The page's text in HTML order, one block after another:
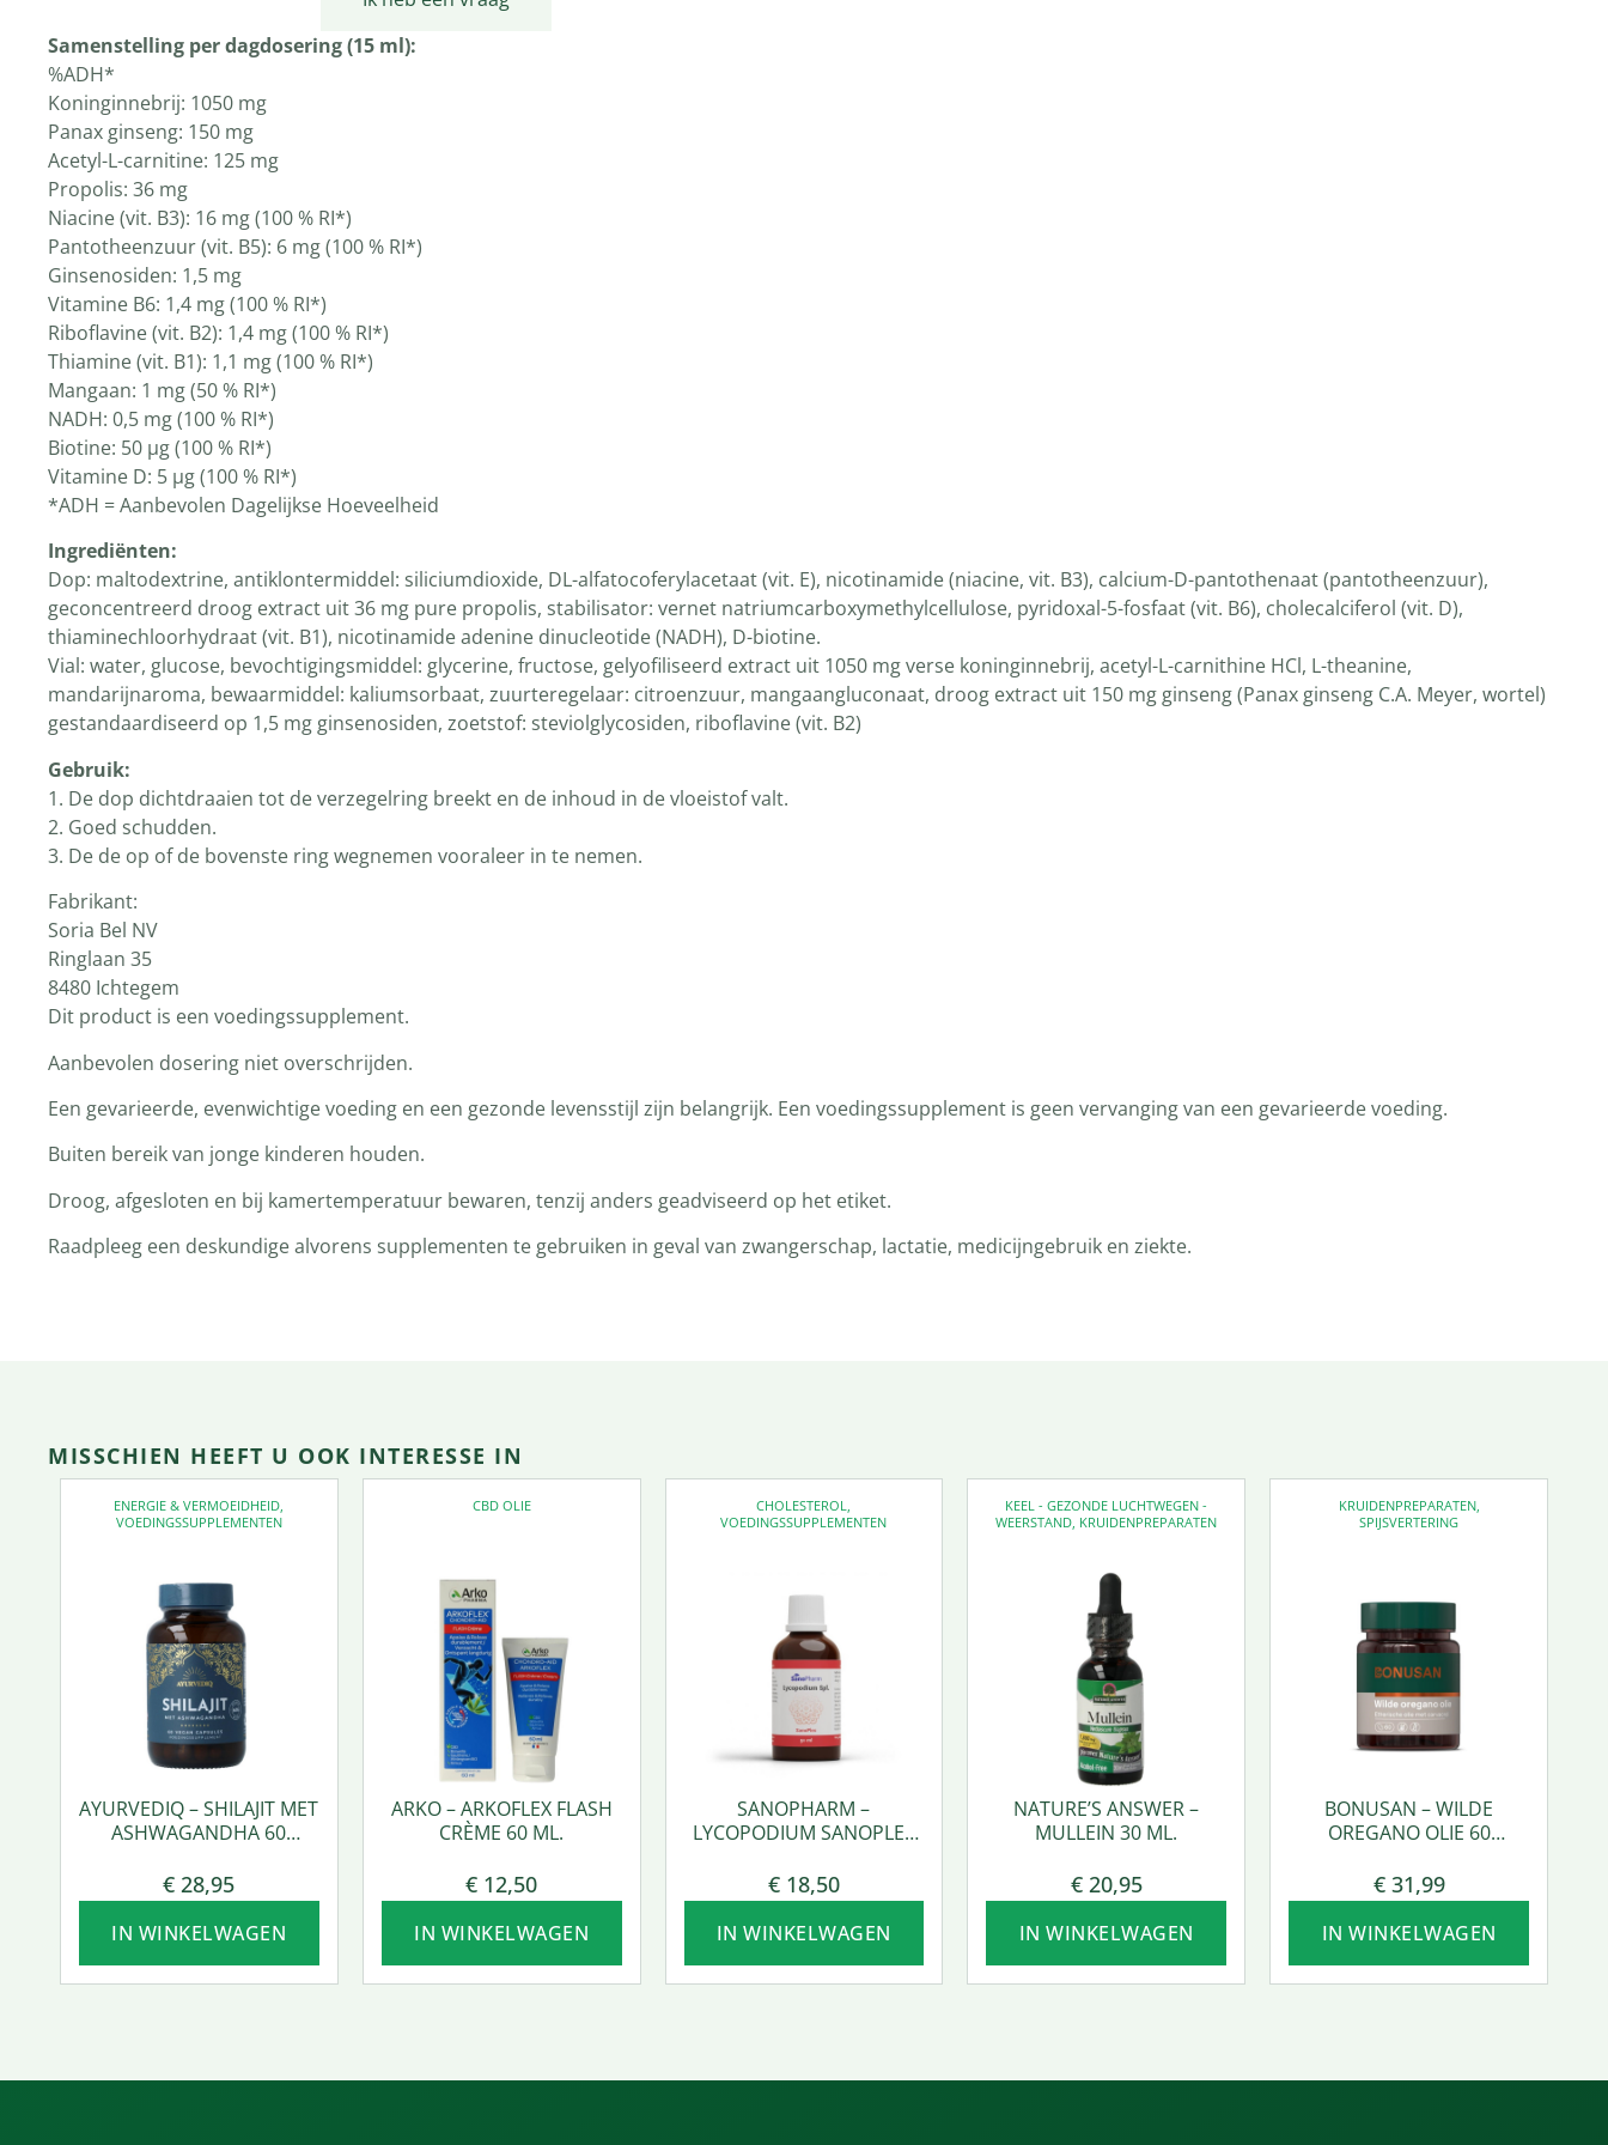
Samenstelling per dagdosering (15 ml):
%ADH*
Koninginnebrij: 1050 mg
Panax ginseng: 150 mg
Acetyl-L-carnitine: 125 mg
Propolis: 36 mg
Niacine (vit. B3): 16 mg (100 % RI*)
Pantotheenzuur (vit. B5): 6 mg (100 % RI*)
Ginsenosiden: 1,5 mg
Vitamine B6: 1,4 mg (100 % RI*)
Riboflavine (vit. B2): 1,4 mg (100 % RI*)
Thiamine (vit. B1): 1,1 mg (100 % RI*)
Mangaan: 1 mg (50 % RI*)
NADH: 0,5 mg (100 % RI*)
Biotine: 50 µg (100 % RI*)
Vitamine D: 5 µg (100 % RI*)
*ADH = Aanbevolen Dagelijkse Hoeveelheid
Ingrediënten:
Dop: maltodextrine, antiklontermiddel: siliciumdioxide, DL-alfatocoferylacetaat (vit. E), nicotinamide (niacine, vit. B3), calcium-D-pantothenaat (pantotheenzuur),
geconcentreerd droog extract uit 36 mg pure propolis, stabilisator: vernet natriumcarboxymethylcellulose, pyridoxal-5-fosfaat (vit. B6), cholecalciferol (vit. D),
thiaminechloorhydraat (vit. B1), nicotinamide adenine dinucleotide (NADH), D-biotine.
Vial: water, glucose, bevochtigingsmiddel: glycerine, fructose, gelyofiliseerd extract uit 1050 mg verse koninginnebrij, acetyl-L-carnithine HCl, L-theanine,
mandarijnaroma, bewaarmiddel: kaliumsorbaat, zuurteregelaar: citroenzuur, mangaangluconaat, droog extract uit 150 mg ginseng (Panax ginseng C.A. Meyer, wortel)
gestandaardiseerd op 1,5 mg ginsenosiden, zoetstof: steviolglycosiden, riboflavine (vit. B2)
Gebruik:
1. De dop dichtdraaien tot de verzegelring breekt en de inhoud in de vloeistof valt.
2. Goed schudden.
3. De de op of de bovenste ring wegnemen vooraleer in te nemen.
Fabrikant:
Soria Bel NV
Ringlaan 35
8480 Ichtegem
Dit product is een voedingssupplement.
Aanbevolen dosering niet overschrijden.
Een gevarieerde, evenwichtige voeding en een gezonde levensstijl zijn belangrijk. Een voedingssupplement is geen vervanging van een gevarieerde voeding.
Buiten bereik van jonge kinderen houden.
Droog, afgesloten en bij kamertemperatuur bewaren, tenzij anders geadviseerd op het etiket.
Raadpleeg een deskundige alvorens supplementen te gebruiken in geval van zwangerschap, lactatie, medicijngebruik en ziekte.
MISSCHIEN HEEFT U OOK INTERESSE IN
ENERGIE & VERMOEIDHEID,
VOEDINGSSUPPLEMENTEN
AYURVEDIQ – SHILAJIT MET
ASHWAGANDHA 60
€ 28,95
IN WINKELWAGEN
CBD OLIE
ARKO – ARKOFLEX FLASH
CRÈME 60 ML.
€ 12,50
IN WINKELWAGEN
CHOLESTEROL,
VOEDINGSSUPPLEMENTEN
SANOPHARM –
LYCOPODIUM SANOPLEX
€18,50
IN WINKELWAGEN
KEEL - GEZONDE LUCHTWEGEN -
WEERSTAND, KRUIDENPREPARATEN
NATURE’S ANSWER –
MULLEIN 30 ML.
€20,95
IN WINKELWAGEN
KRUIDENPREPARATEN,
SPIJSVERTERING
BONUSAN – WILDE
OREGANO OLIE 60
€31,99
IN WINKELWAGEN